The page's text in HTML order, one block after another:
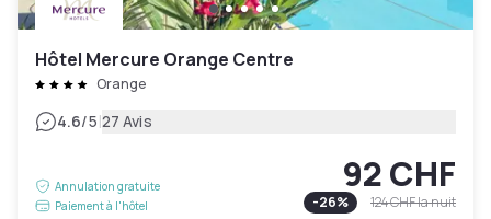
Hôtel Mercure Orange Centre
Orange
4.6/5|27 Avis
Annulation gratuite
Paiement à l'hôtel
92 CHF
-26% 124 CHFla nuit